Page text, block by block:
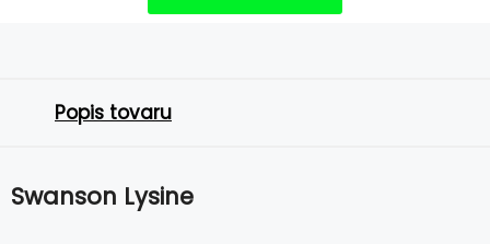
Popis tovaru
Swanson Lysine